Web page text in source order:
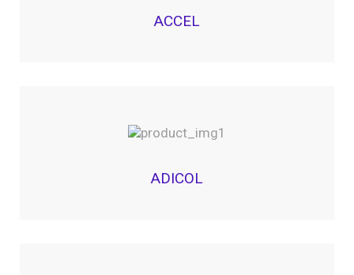
ACCEL
ADICOL